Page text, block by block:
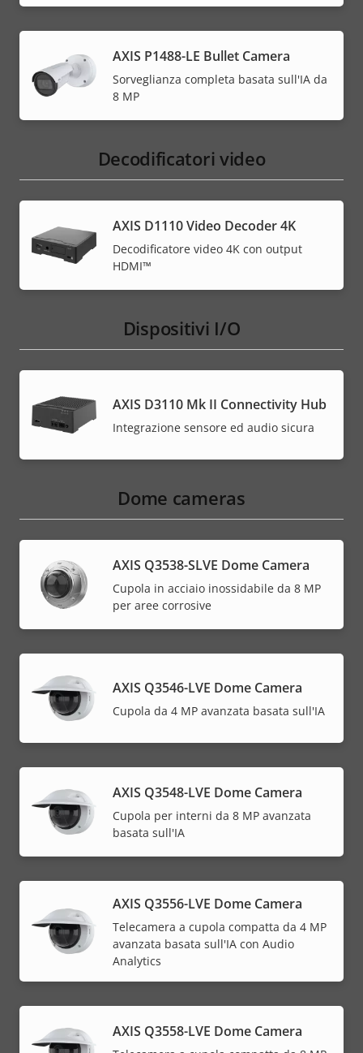
AXIS P1488-LE Bullet Camera
Sorveglianza completa basata sull'IA da
8 MP
Decodificatori video
AXIS D1110 Video Decoder 4K
Decodificatore video 4K con output
HDMI™
Dispositivi I/O
AXIS D3110 Mk II Connectivity Hub
Integrazione sensore ed audio sicura
Dome cameras
AXIS Q3538-SLVE Dome Camera
Cupola in acciaio inossidabile da 8 MP
per aree corrosive
AXIS Q3546-LVE Dome Camera
Cupola da 4 MP avanzata basata sull'IA
AXIS Q3548-LVE Dome Camera
Cupola per interni da 8 MP avanzata
basata sull'IA
AXIS Q3556-LVE Dome Camera
Telecamera a cupola compatta da 4 MP
avanzata basata sull'IA con Audio
Analytics
AXIS Q3558-LVE Dome Camera